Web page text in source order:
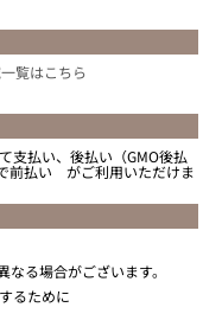
覧はこちら
支払い、後払い（GMO後払
前払い がご利用いただけま
る場合がございます。
るために